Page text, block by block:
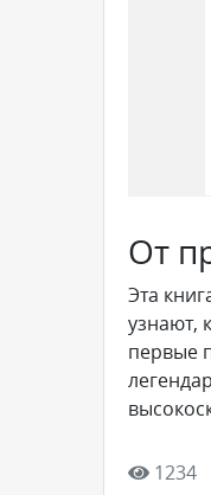
От
Эта
узнают,
первые
1234